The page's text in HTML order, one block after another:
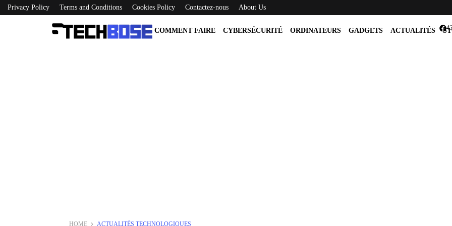
Privacy Policy Terms and Conditions Cookies Policy Contactez-nous About Us
COMMENT FAIRE CYBERSÉCURITÉ ORDINATEURS GADGETS ACTUALITÉS
HOME ACTUALITÉS TECHNOLOGIQUES